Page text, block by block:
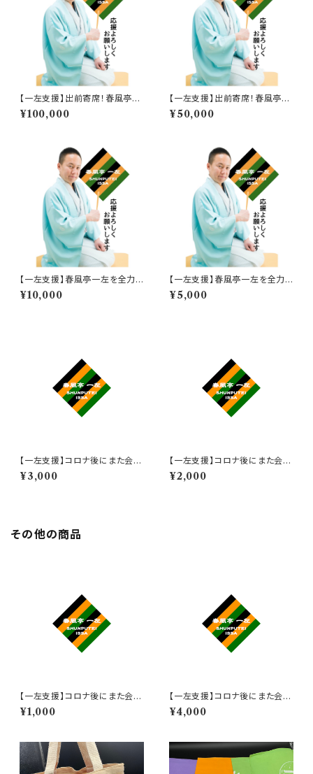
【一左支援】出前寄席！春風亭一
左を全力で応援 !! 100,000円
¥100,000
【一左支援】出前寄席！春風亭一
左を全力で応援 !! 50,000円
¥50,000
【一左支援】春風亭一左を全力で
応援 !! 10,000円
¥10,000
【一左支援】春風亭一左を全力で
応援 !! 5,000円
¥5,000
【一左支援】コロナ後にまた会い
ましょう券 3,000円
¥3,000
【一左支援】コロナ後にまた会い
ましょう券 2,000円
¥2,000
その他の商品
【一左支援】コロナ後にまた会い
ましょう券 1,000円
¥1,000
【一左支援】コロナ後にまた会い
ましょう券 4,000円
¥4,000